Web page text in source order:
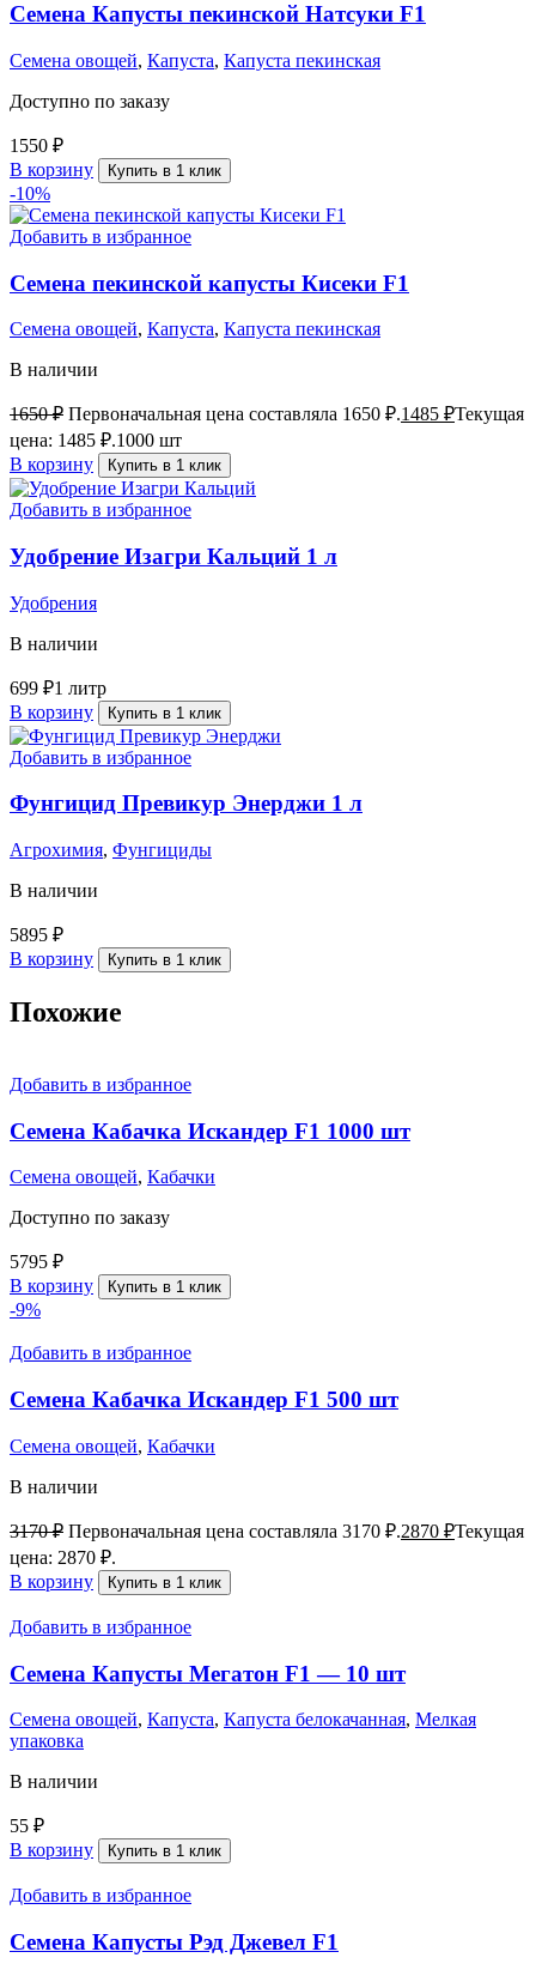
Семена Капусты пекинской Натсуки F1
Семена овощей, Капуста, Капуста пекинская
Доступно по заказу
1550 ₽
В корзину
Купить в 1 клик
-10%
Добавить в избранное
Семена пекинской капусты Кисеки F1
Семена овощей, Капуста, Капуста пекинская
В наличии
1650₽ Первоначальная цена составляла 1650 ₽.1485 ₽Текущая
цена: 1485 ₽.1000 шт
В корзину
Купить в 1 клик
Добавить в избранное
Удобрение Изагри Кальций 1 л
Удобрения
В наличии
699 ₽1 литр
В корзину
Купить в 1 клик
Добавить в избранное
Фунгицид Превикур Энерджи 1 л
Агрохимия, Фунгициды
В наличии
5895 ₽
В корзину
Купить в 1 клик
Похожие
Добавить в избранное
Семена Кабачка Искандер F1 1000 шт
Семена овощей, Кабачки
Доступно по заказу
5795 ₽
В корзину
Купить в 1 клик
-9%
Добавить в избранное
Семена Кабачка Искандер F1 500 шт
Семена овощей, Кабачки
В наличии
3170₽ Первоначальная цена составляла 3170 ₽.2870 ₽Текущая
цена: 2870 ₽.
В корзину
Купить в 1 клик
Добавить в избранное
Семена Капусты Мегатон F1 — 10 шт
Семена овощей, Капуста, Капуста белокачанная, Мелкая
упаковка
В наличии
55 ₽
В корзину
Купить в 1 клик
Добавить в избранное
Семена Капусты Рэд Джевел F1